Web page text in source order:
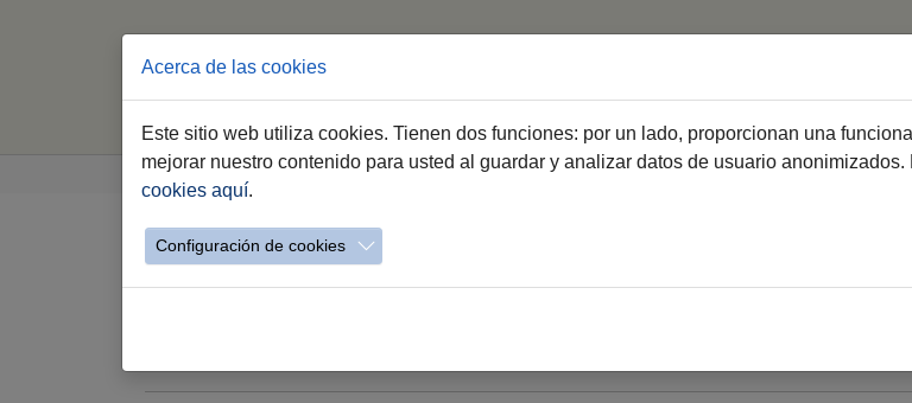
Jerez.es Webs Municipales Empleo Evento simple Noticias destacadas
El Mercado Central de Abastos será
enmarcado en las actividades de la
Acerca de las cookies
Este sitio web utiliza cookies. Tienen dos funciones: por un lado, proporcionan una
mejorar nuestro contenido para usted al guardar y analizar datos de usuario
cookies aquí.
Configuración de cookies